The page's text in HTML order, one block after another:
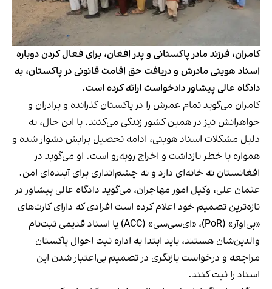
کامران، فرزند مادر پاکستانی و پدر افغان، برای فعال‌ کردن دوباره
اسناد هویتی مادرش و دریافت حق اقامت قانونی در پاکستان، به
دادگاه عالی پیشاور دادخواست ارائه کرده است.
کامران می‌گوید تمام عمرش را در پاکستان گذرانده و برادران و
خواهرانش نیز در همین کشور زندگی می‌کنند. با این حال، به
دلیل مشکلات اسناد هویتی، ادامه تحصیل برایش دشوار شده و
همواره با خطر بازداشت و اخراج روبه‌رو است. او می‌گوید در
افغانستان نه خانه‌ای دارد و نه چشم‌اندازی برای آینده‌ای امن.
عثمان علی، وکیل امور مهاجران، می‌گوید دادگاه عالی پیشاور در
تازه‌ترین تصمیم خود اعلام کرده است افرادی که دارای کارت‌های
«پی‌او‌آر» (PoR)، «ای‌سی‌سی» (ACC) یا اسناد قدیمی ثبت‌نام
والدین‌شان هستند، باید ابتدا به اداره ثبت احوال پاکستان
مراجعه و درخواست بازنگری در تصمیم بی‌اعتبار شدن این
اسناد را ثبت کنند.